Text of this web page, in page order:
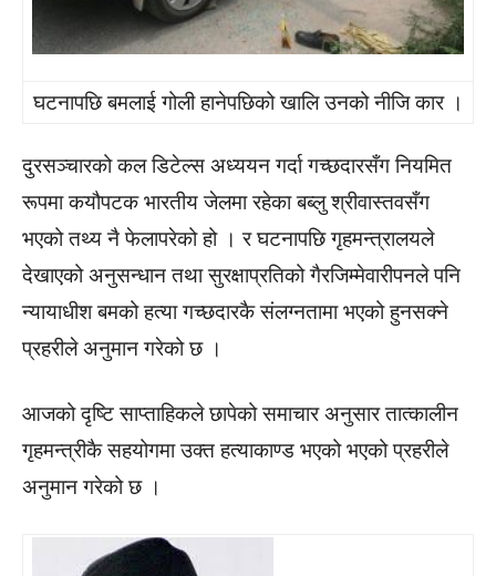
घटनापछि बमलाई गोली हानेपछिको खालि उनको नीजि कार ।
दुरसञ्चारको कल डिटेल्स अध्ययन गर्दा गच्छदारसँग नियमित
रूपमा कयौपटक भारतीय जेलमा रहेका बब्लु श्रीवास्तवसँग
भएको तथ्य नै फेलापरेको हो । र घटनापछि गृहमन्त्रालयले
देखाएको अनुसन्धान तथा सुरक्षाप्रतिको गैरजिम्मेवारीपनले पनि
न्यायाधीश बमको हत्या गच्छदारकै संलग्नतामा भएको हुनसक्ने
प्रहरीले अनुमान गरेको छ ।
आजको दृष्टि साप्ताहिकले छापेको समाचार अनुसार तात्कालीन
गृहमन्त्रीकै सहयोगमा उक्त हत्याकाण्ड भएको भएको प्रहरीले
अनुमान गरेको छ ।